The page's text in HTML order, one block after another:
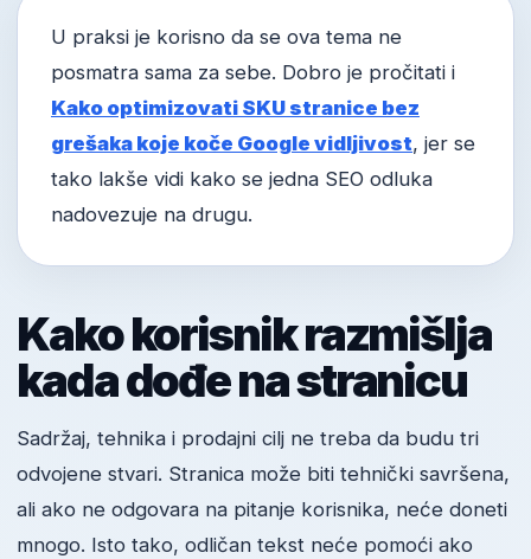
U praksi je korisno da se ova tema ne
posmatra sama za sebe. Dobro je pročitati i
Kako optimizovati SKU stranice bez
grešaka koje koče Google vidljivost, jer se
tako lakše vidi kako se jedna SEO odluka
nadovezuje na drugu.
Kako korisnik razmišlja
kada dođe na stranicu
Sadržaj, tehnika i prodajni cilj ne treba da budu tri
odvojene stvari. Stranica može biti tehnički savršena,
ali ako ne odgovara na pitanje korisnika, neće doneti
mnogo. Isto tako, odličan tekst neće pomoći ako